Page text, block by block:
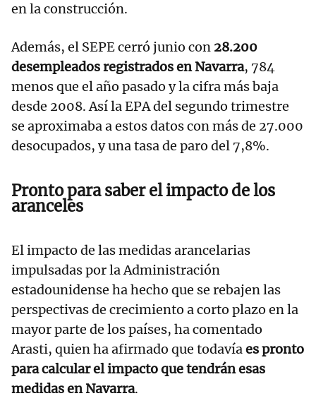
en la construcción.
Además, el SEPE cerró junio con 28.200
desempleados registrados en Navarra, 784
menos que el año pasado y la cifra más baja
desde 2008. Así la EPA del segundo trimestre
se aproximaba a estos datos con más de 27.000
desocupados, y una tasa de paro del 7,8%.
Pronto para saber el impacto de los
aranceles
El impacto de las medidas arancelarias
impulsadas por la Administración
estadounidense ha hecho que se rebajen las
perspectivas de crecimiento a corto plazo en la
mayor parte de los países, ha comentado
Arasti, quien ha afirmado que todavíaes pronto
para calcular el impacto que tendrán esas
medidas en Navarra.